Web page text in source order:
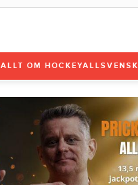
ALLT OM